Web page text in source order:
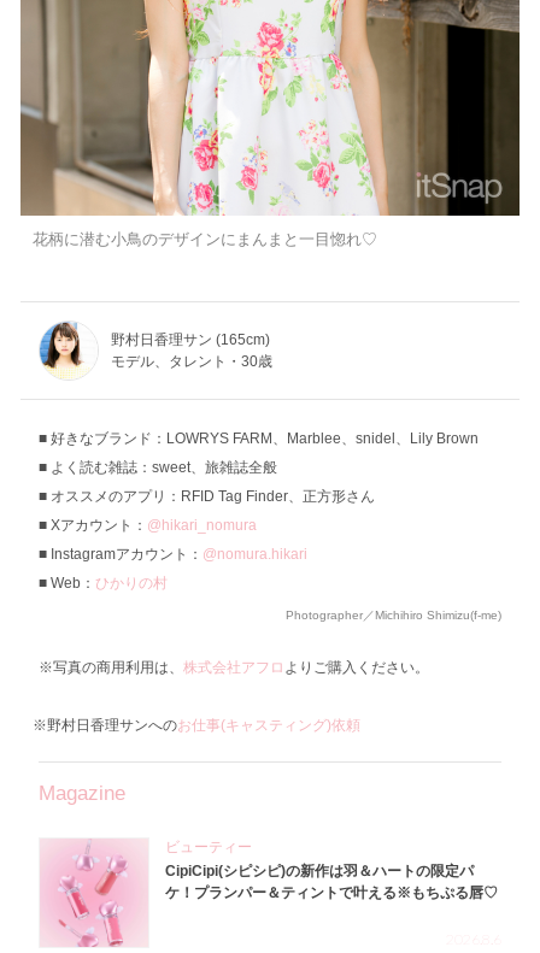
花柄に潜む小鳥のデザインにまんまと一目惚れ♡
野村日香理サン (165cm)
モデル、タレント・30歳
好きなブランド：LOWRYS FARM、Marblee、snidel、Lily Brown
よく読む雑誌：sweet、旅雑誌全般
オススメのアプリ：RFID Tag Finder、正方形さん
Xアカウント： @hikari_nomura
Instagramアカウント： @nomura.hikari
Web： ひかりの村
Photographer／Michihiro Shimizu(f-me)
※写真の商用利用は、 株式会社アフロ よりご購入ください。
※野村日香理サンへのお仕事(キャスティング)依頼
Magazine
ビューティー
CipiCipi(シピシピ)の新作は羽＆ハートの限定パ
ケ！プランパー＆ティントで叶える※もちぷる唇♡